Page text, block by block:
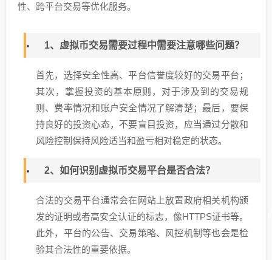
性、跨平台交易等优化服务。
1、虚拟币交易需要过程中需要注意哪些问题？
首先，选择安全性高、平台信誉度较好的交易平台；
其次，掌握投资的基本原则，对于涉及到的交易规
则、费率情况和账户安全情况了解清楚；最后，要保
持良好的投资心态，不要盲目投资，应当通过分散和
风险控制保持风险适当和盈亏相对稳定的状态。
2、如何识别虚拟币交易平台是否合法？
合法的交易平台通常会在网站上放置政府相关机构颁
发的证明或者高安全认证的标志，像HTTPS证书等。
此外，平台的公告、交易策略、风控机制等也会是检
验其合法性的重要依据。